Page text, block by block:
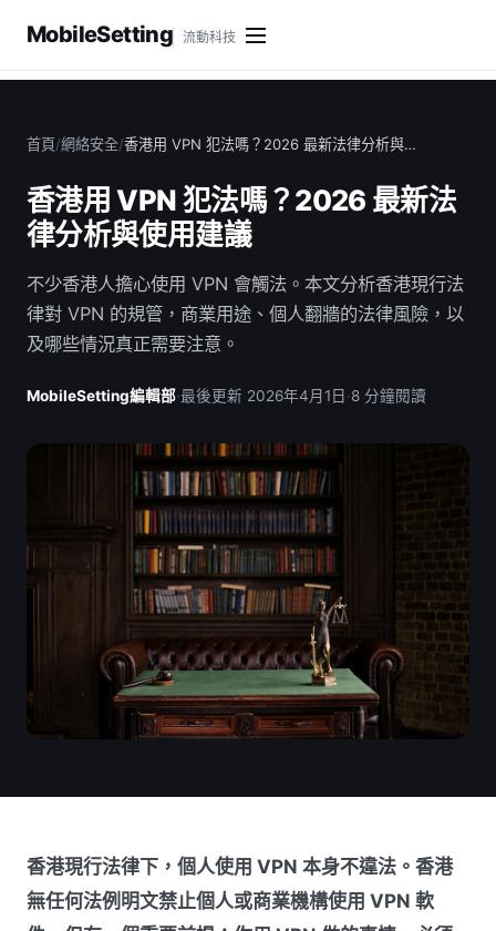
MobileSetting 流動科技
首頁/網絡安全/香港用 VPN 犯法嗎？2026 最新法律分析與…
香港用 VPN 犯法嗎？2026 最新法
律分析與使用建議
不少香港人擔心使用 VPN 會觸法。本文分析香港現行法
律對 VPN 的規管，商業用途、個人翻牆的法律風險，以
及哪些情況真正需要注意。
MobileSetting編輯部·最後更新 2026年4月1日 ·8 分鐘閱讀
香港現行法律下，個人使用 VPN 本身不違法。香港
無任何法例明文禁止個人或商業機構使用 VPN 軟